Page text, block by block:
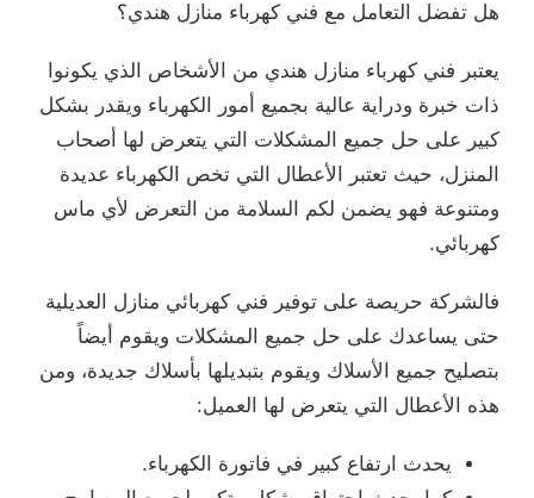
هل تفضل التعامل مع فني كهرباء منازل هندي؟
يعتبر فني كهرباء منازل هندي من الأشخاص الذي يكونوا
ذات خبرة ودراية عالية بجميع أمور الكهرباء ويقدر بشكل
كبير على حل جميع المشكلات التي يتعرض لها أصحاب
المنزل، حيث تعتبر الأعطال التي تخص الكهرباء عديدة
ومتنوعة فهو يضمن لكم السلامة من التعرض لأي ماس
كهربائي.
فالشركة حريصة على توفير فني كهربائي منازل العديلية
حتى يساعدك على حل جميع المشكلات ويقوم أيضاً
بتصليح جميع الأسلاك ويقوم بتبديلها بأسلاك جديدة، ومن
هذه الأعطال التي يتعرض لها العميل:
يحدث ارتفاع كبير في فاتورة الكهرباء.